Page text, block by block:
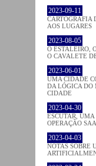
2023-09-11
CARTOGRAFIA
AOS LUGARES
2023-08-05
O ESTALEIRO,
O CAVALETE
2023-06-01
UMA CIDADE
DA LÓGICA DO
CIDADE
2023-04-30
ESCUTAR,
OPERAÇÃO
2023-04-03
NOTAS SOBRE